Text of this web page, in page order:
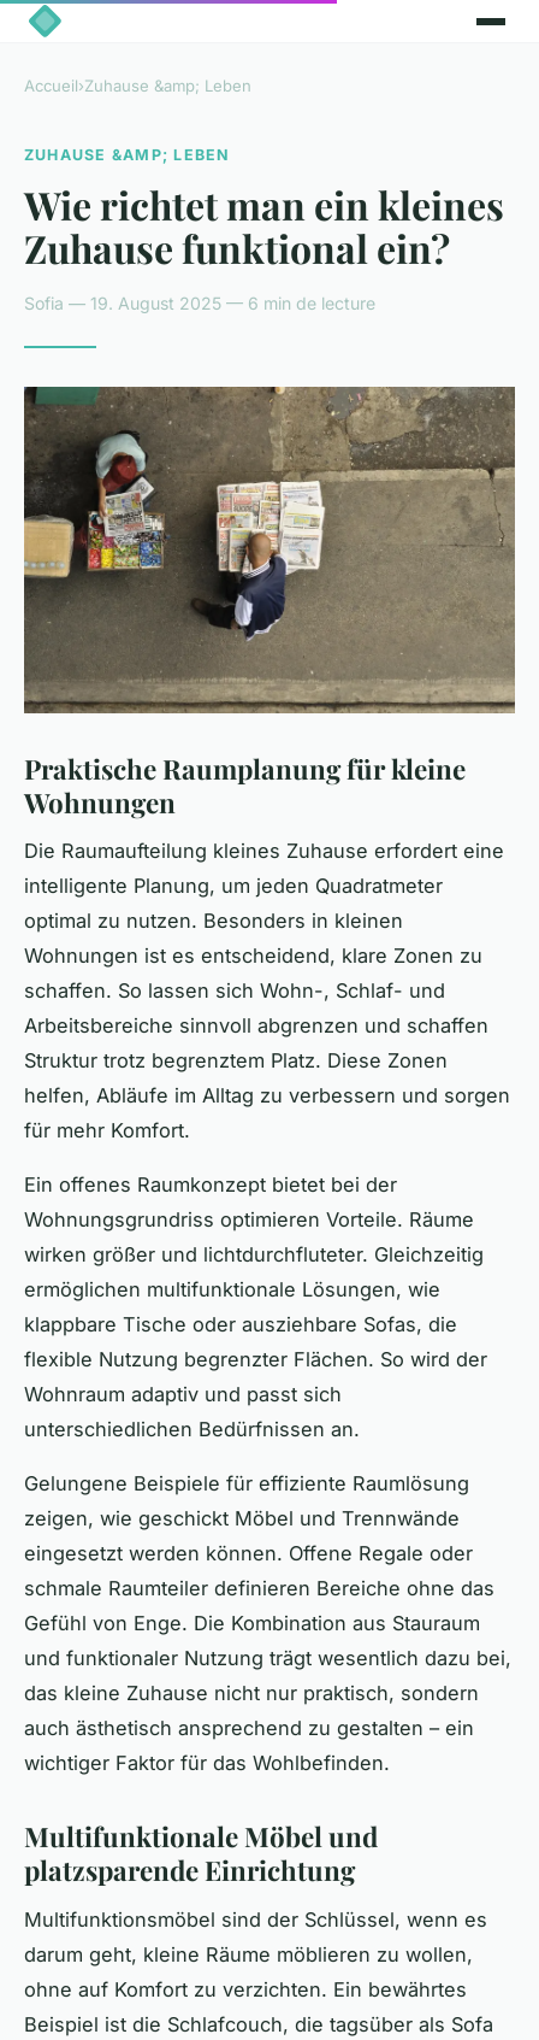
Accueil›Zuhause &amp; Leben
ZUHAUSE &AMP; LEBEN
Wie richtet man ein kleines
Zuhause funktional ein?
Sofia — 19. August 2025 — 6 min de lecture
Praktische Raumplanung für kleine
Wohnungen
Die Raumaufteilung kleines Zuhause erfordert eine
intelligente Planung, um jeden Quadratmeter
optimal zu nutzen. Besonders in kleinen
Wohnungen ist es entscheidend, klare Zonen zu
schaffen. So lassen sich Wohn-, Schlaf- und
Arbeitsbereiche sinnvoll abgrenzen und schaffen
Struktur trotz begrenztem Platz. Diese Zonen
helfen, Abläufe im Alltag zu verbessern und sorgen
für mehr Komfort.
Ein offenes Raumkonzept bietet bei der
Wohnungsgrundriss optimieren Vorteile. Räume
wirken größer und lichtdurchfluteter. Gleichzeitig
ermöglichen multifunktionale Lösungen, wie
klappbare Tische oder ausziehbare Sofas, die
flexible Nutzung begrenzter Flächen. So wird der
Wohnraum adaptiv und passt sich
unterschiedlichen Bedürfnissen an.
Gelungene Beispiele für effiziente Raumlösung
zeigen, wie geschickt Möbel und Trennwände
eingesetzt werden können. Offene Regale oder
schmale Raumteiler definieren Bereiche ohne das
Gefühl von Enge. Die Kombination aus Stauraum
und funktionaler Nutzung trägt wesentlich dazu bei,
das kleine Zuhause nicht nur praktisch, sondern
auch ästhetisch ansprechend zu gestalten – ein
wichtiger Faktor für das Wohlbefinden.
Multifunktionale Möbel und
platzsparende Einrichtung
Multifunktionsmöbel sind der Schlüssel, wenn es
darum geht, kleine Räume möblieren zu wollen,
ohne auf Komfort zu verzichten. Ein bewährtes
Beispiel ist die Schlafcouch, die tagsüber als Sofa